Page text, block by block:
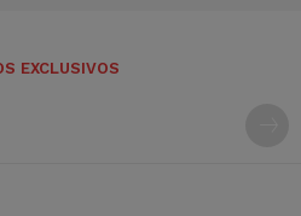
EXCLUSIVOS